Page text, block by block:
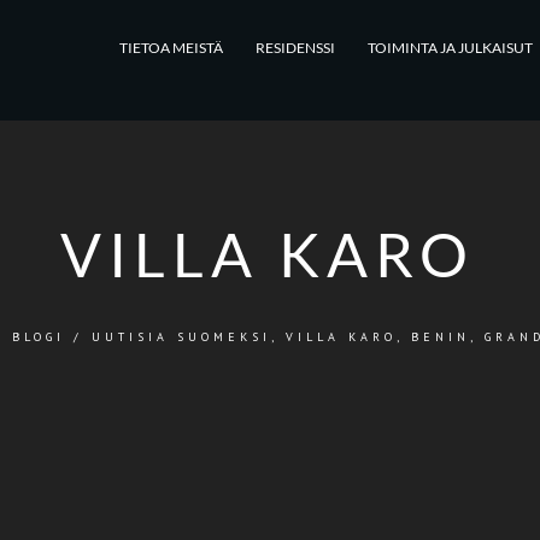
TIETOA MEISTÄ RESIDENSSI TOIMINTA JA JULKAISUT
VILLA KARO
BLOGI / UUTISIA SUOMEKSI , VILLA KARO, BENIN,